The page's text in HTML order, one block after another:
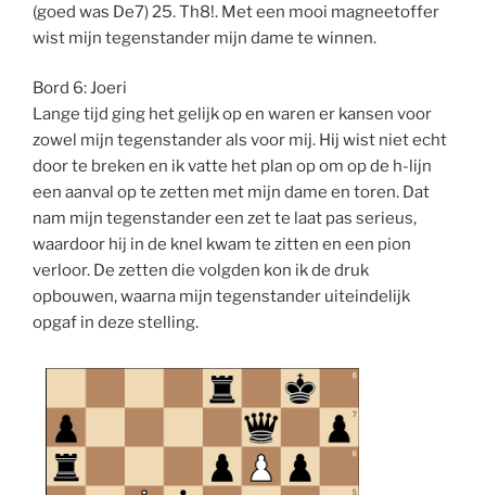
(goed was De7) 25. Th8!. Met een mooi magneetoffer
wist mijn tegenstander mijn dame te winnen.
Bord 6: Joeri
Lange tijd ging het gelijk op en waren er kansen voor
zowel mijn tegenstander als voor mij. Hij wist niet echt
door te breken en ik vatte het plan op om op de h-lijn
een aanval op te zetten met mijn dame en toren. Dat
nam mijn tegenstander een zet te laat pas serieus,
waardoor hij in de knel kwam te zitten en een pion
verloor. De zetten die volgden kon ik de druk
opbouwen, waarna mijn tegenstander uiteindelijk
opgaf in deze stelling.